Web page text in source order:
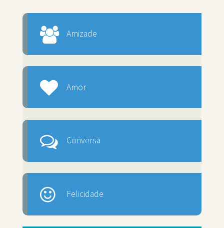
Amizade
Amor
Conversa
Felicidade